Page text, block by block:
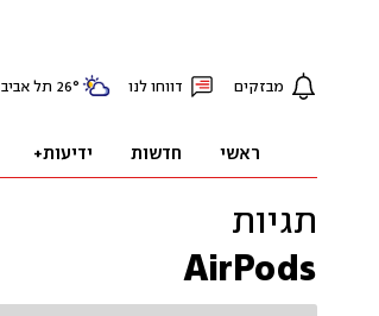
מבזקים דווחו לנו 26° תל אביב
ראשי חדשות ידיעות+
תגיות
AirPods